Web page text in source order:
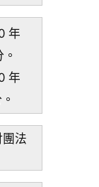
年
年
法